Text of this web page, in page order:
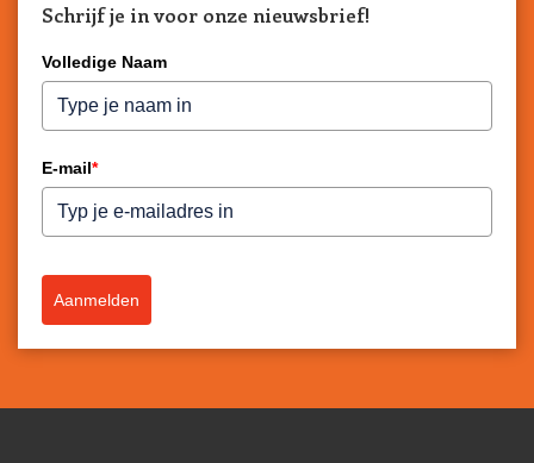
Schrijf je in voor onze nieuwsbrief!
Volledige Naam
E-mail*
Aanmelden